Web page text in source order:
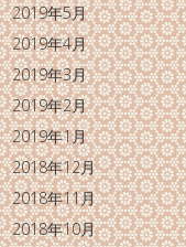
2019年5月
2019年4月
2019年3月
2019年2月
2019年1月
2018年12月
2018年11月
2018年10月